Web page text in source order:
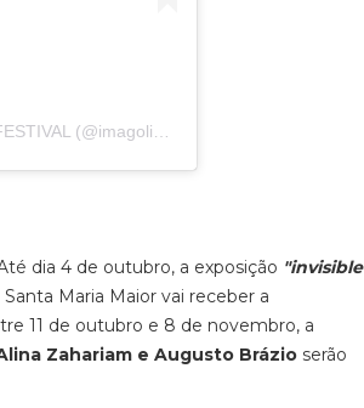
dia 4 de outubro, a exposição "invisible
Maria Maior vai receber a
11 de outubro e 8 de novembro, a
Zahariam e Augusto Brázio serão